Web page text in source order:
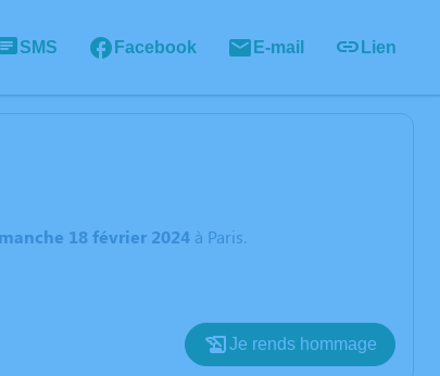
SMS Facebook E-mail Lien
18 février 2024 à Paris.
Je rends hommage